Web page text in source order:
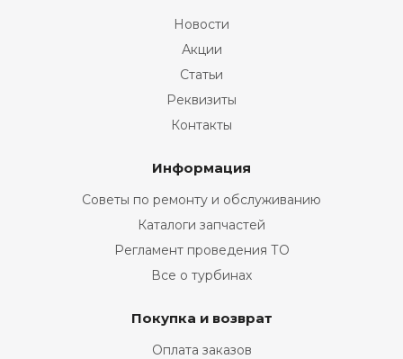
Новости
Акции
Статьи
Реквизиты
Контакты
Информация
Советы по ремонту и обслуживанию
Каталоги запчастей
Регламент проведения ТО
Все о турбинах
Покупка и возврат
Оплата заказов